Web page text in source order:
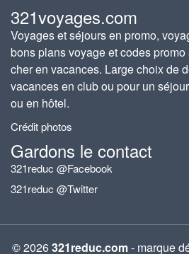
321voyages.com
Voyages et séjours en promo,
bons plans voyage et codes
cher en vacances. Large choix de
vacances en club ou pour un
ou en hôtel.
Crédit photos
Gardons le contact
321reduc @Facebook
321reduc @Twitter
© 2026321reduc.com- marque